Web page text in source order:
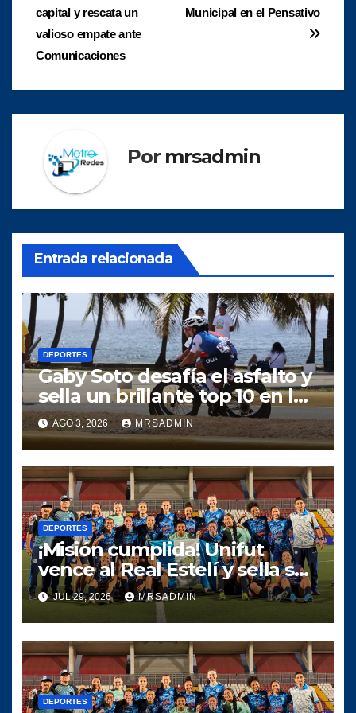
de
entradas
Municipal en el Pensativo
capital y rescata un
valioso empate ante
Comunicaciones
Por mrsadmin
Entrada relacionada
DEPORTES
Gaby Soto desafía el asfalto y
sella un brillante top 10 en la
prueba de ruta Santo
Domingo
AGO 3, 2026 MRSADMIN
DEPORTES
¡Misión cumplida! Unifut
vence al Real Estelí y sella se
clasifica a la final de la UNCAF
JUL 29, 2026 MRSADMIN
DEPORTES